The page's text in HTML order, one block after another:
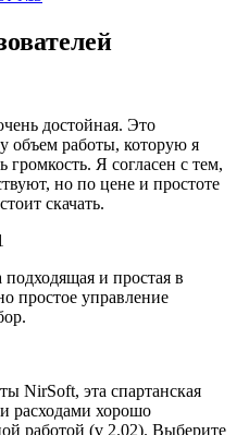
достойная. Это
объем работы, которую я
Я согласен с тем,
но по цене и простоте
скачать.
и простая в
простое управление
NirSoft, эта спартанская
расходами хорошо
работой (v 2.02). Выберите